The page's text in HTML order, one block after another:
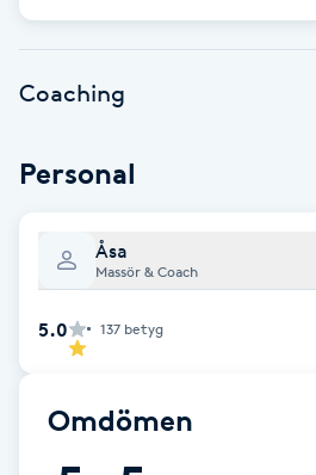
BIAB
Blowout
Brynfärgning
Brynplockning
Bröllopsuppsättning
Coaching
Personal
Åsa
Massör & Coach
5.0 137 betyg
Omdömen